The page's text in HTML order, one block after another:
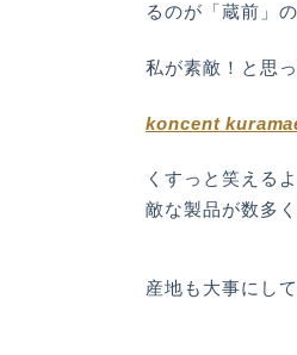
るのが「蔵前」
私が素敵！と思
koncent
くすっと笑える
敵な製品が数多
産地も大事にし